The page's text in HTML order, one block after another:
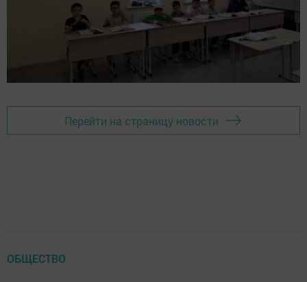
Перейти на страницу новости
ОБЩЕСТВО